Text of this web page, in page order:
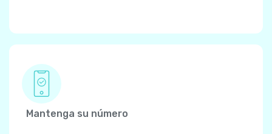
Mantenga su número